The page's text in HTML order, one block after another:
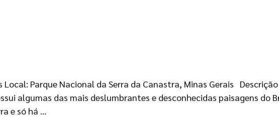
Parque Nacional da Serra da Canastra, Minas Gerais
algumas das mais deslumbrantes e desconhecidas paisagens do
e só há …